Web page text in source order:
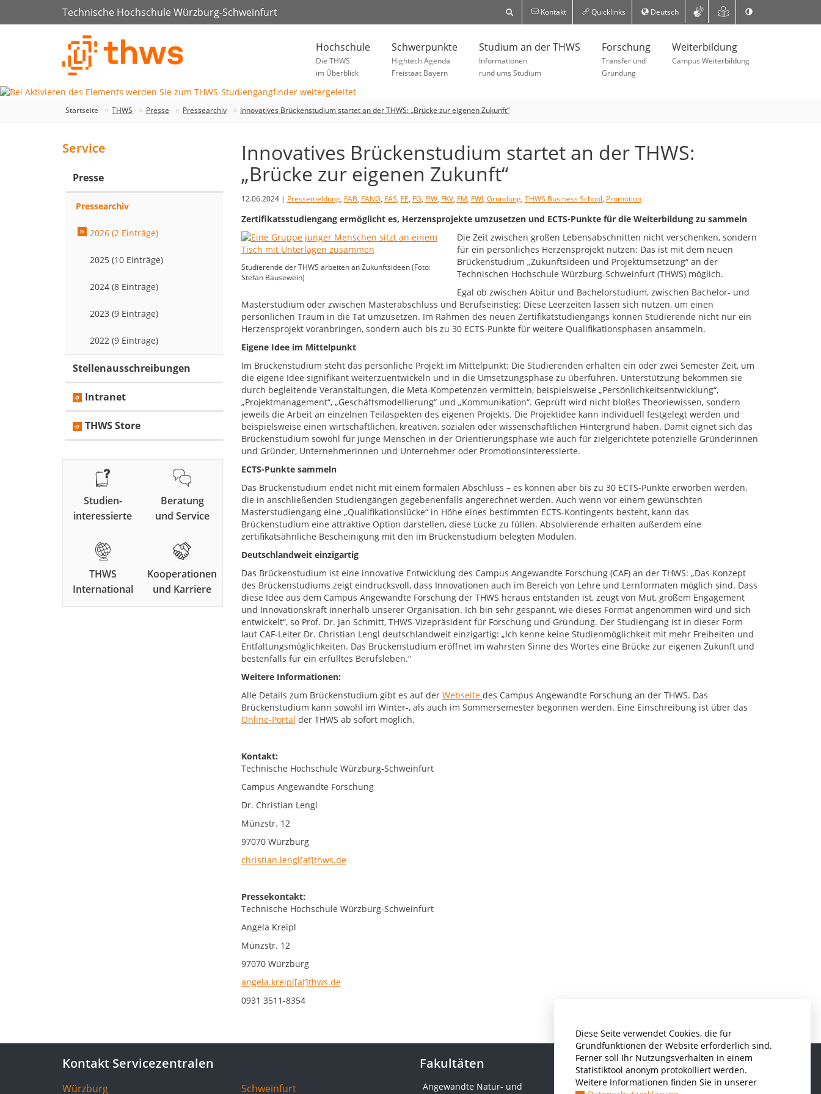
Diese Seite verwendet Cookies, die für
Grundfunktionen der Website erforderlich sind.
Ferner soll Ihr Nutzungsverhalten in einem
Statistiktool anonym protokolliert werden.
Weitere Informationen finden Sie in unserer
Technische Hochschule Würzburg-Schweinfurt Kontakt Quicklinks Deutsch
Hochschule
Die THWS
im Überblick
Schwerpunkte
Hightech Agenda
Freistaat Bayern
Studium an der THWS
Informationen
rund ums Studium
Forschung
Transfer und
Gründung
Weiterbildung
Campus Weiterbildung
Startseite THWS Presse Pressearchiv Innovatives Brückenstudium startet an der THWS: „Brücke zur eigenen Zukunft“
Innovatives Brückenstudium startet an der THWS:
„Brücke zur eigenen Zukunft“
12.06.2024 | Pressemeldung, FAB, FANG, FAS, FE, FG, FIW, FKV, FM, FWI, Gründung, THWS Business School, Promotion
Zertifikatsstudiengang ermöglicht es, Herzensprojekte umzusetzen und ECTS-Punkte für die Weiterbildung zu sammeln
Studierende der THWS arbeiten an Zukunftsideen (Foto:
Stefan Bausewein)
Die Zeit zwischen großen Lebensabschnitten nicht verschenken, sondern
für ein persönliches Herzensprojekt nutzen: Das ist mit dem neuen
Brückenstudium „Zukunftsideen und Projektumsetzung“ an der
Technischen Hochschule Würzburg-Schweinfurt (THWS) möglich.
Egal ob zwischen Abitur und Bachelorstudium, zwischen Bachelor- und
Masterstudium oder zwischen Masterabschluss und Berufseinstieg: Diese Leerzeiten lassen sich nutzen, um einen
persönlichen Traum in die Tat umzusetzen. Im Rahmen des neuen Zertifikatstudiengangs können Studierende nicht nur ein
Herzensprojekt voranbringen, sondern auch bis zu 30 ECTS-Punkte für weitere Qualifikationsphasen ansammeln.
Eigene Idee im Mittelpunkt
Im Brückenstudium steht das persönliche Projekt im Mittelpunkt: Die Studierenden erhalten ein oder zwei Semester Zeit, um
die eigene Idee signifikant weiterzuentwickeln und in die Umsetzungsphase zu überführen. Unterstützung bekommen sie
durch begleitende Veranstaltungen, die Meta-Kompetenzen vermitteln, beispielsweise „Persönlichkeitsentwicklung“,
„Projektmanagement“, „Geschäftsmodellierung“ und „Kommunikation“. Geprüft wird nicht bloßes Theoriewissen, sondern
jeweils die Arbeit an einzelnen Teilaspekten des eigenen Projekts. Die Projektidee kann individuell festgelegt werden und
beispielsweise einen wirtschaftlichen, kreativen, sozialen oder wissenschaftlichen Hintergrund haben. Damit eignet sich das
Brückenstudium sowohl für junge Menschen in der Orientierungsphase wie auch für zielgerichtete potenzielle Gründerinnen
und Gründer, Unternehmerinnen und Unternehmer oder Promotionsinteressierte.
ECTS-Punkte sammeln
Das Brückenstudium endet nicht mit einem formalen Abschluss – es können aber bis zu 30 ECTS-Punkte erworben werden,
die in anschließenden Studiengängen gegebenenfalls angerechnet werden. Auch wenn vor einem gewünschten
Masterstudiengang eine „Qualifikationslücke“ in Höhe eines bestimmten ECTS-Kontingents besteht, kann das
Brückenstudium eine attraktive Option darstellen, diese Lücke zu füllen. Absolvierende erhalten außerdem eine
zertifikatsähnliche Bescheinigung mit den im Brückenstudium belegten Modulen.
Deutschlandweit einzigartig
Das Brückenstudium ist eine innovative Entwicklung des Campus Angewandte Forschung (CAF) an der THWS: „Das Konzept
des Brückenstudiums zeigt eindrucksvoll, dass Innovationen auch im Bereich von Lehre und Lernformaten möglich sind. Dass
diese Idee aus dem Campus Angewandte Forschung der THWS heraus entstanden ist, zeugt von Mut, großem Engagement
und Innovationskraft innerhalb unserer Organisation. Ich bin sehr gespannt, wie dieses Format angenommen wird und sich
entwickelt“, so Prof. Dr. Jan Schmitt, THWS-Vizepräsident für Forschung und Gründung. Der Studiengang ist in dieser Form
laut CAF-Leiter Dr. Christian Lengl deutschlandweit einzigartig: „Ich kenne keine Studienmöglichkeit mit mehr Freiheiten und
Entfaltungsmöglichkeiten. Das Brückenstudium eröffnet im wahrsten Sinne des Wortes eine Brücke zur eigenen Zukunft und
bestenfalls für ein erfülltes Berufsleben.“
Weitere Informationen:
Alle Details zum Brückenstudium gibt es auf der Webseite des Campus Angewandte Forschung an der THWS. Das
Brückenstudium kann sowohl im Winter-, als auch im Sommersemester begonnen werden. Eine Einschreibung ist über das
Online-Portal der THWS ab sofort möglich.
Kontakt:
Technische Hochschule Würzburg-Schweinfurt
Campus Angewandte Forschung
Dr. Christian Lengl
Münzstr. 12
97070 Würzburg
christian.lengl[at]thws.de
Pressekontakt:
Technische Hochschule Würzburg-Schweinfurt
Angela Kreipl
Münzstr. 12
97070 Würzburg
angela.kreipl[at]thws.de
0931 3511-8354
Service
Presse
Pressearchiv
2026 (2 Einträge)
2025 (10 Einträge)
2024 (8 Einträge)
2023 (9 Einträge)
2022 (9 Einträge)
Stellenausschreibungen
Intranet
THWS Store
Studien-
interessierte
Beratung
und Service
THWS
International
Kooperationen
und Karriere
Kontakt Servicezentralen
Würzburg Schweinfurt
Fakultäten
Angewandte Natur- und
Informatik und Wirtschaftsinformatik